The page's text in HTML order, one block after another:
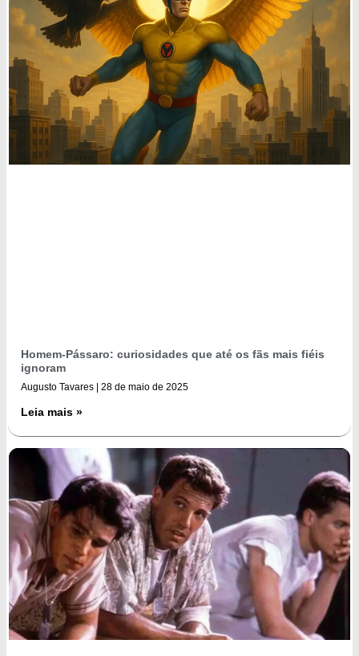
Homem-Pássaro: curiosidades que até os fãs mais fiéis
ignoram
Augusto Tavares 28 de maio de 2025
Leia mais »